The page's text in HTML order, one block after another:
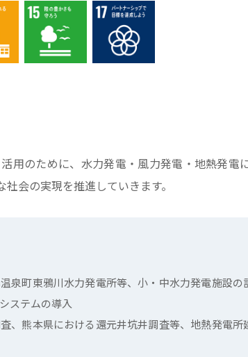
用のために、水力発電・風力発電・地熱発
会の実現を推進していきます。
泉町東鴉川水力発電所等、小・中水力発電施設の
ステムの導入
、熊本県における還元井坑井調査等、地熱発電所